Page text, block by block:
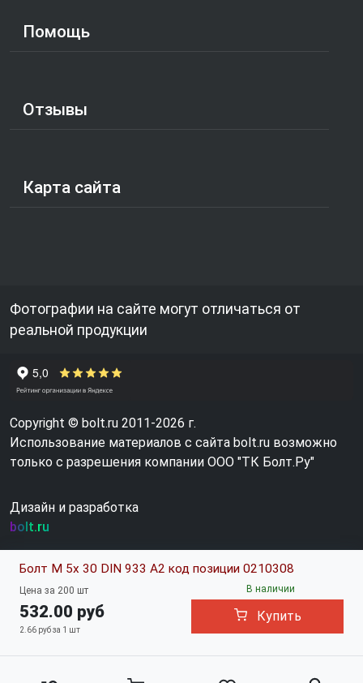
Болт М 5х 30 DIN 933 A2 код позиции 0210308
Цена за 200 шт
532.00 руб
2.66 руб за 1 шт
В наличии
Купить
Помощь
Отзывы
Карта сайта
Фотографии на сайте могут отличаться от
реальной продукции
Copyright © bolt.ru 2011-2026 г.
Использование материалов с сайта bolt.ru возможно
только с разрешения компании ООО "ТК Болт.Ру"
Дизайн и разработка
bolt.ru